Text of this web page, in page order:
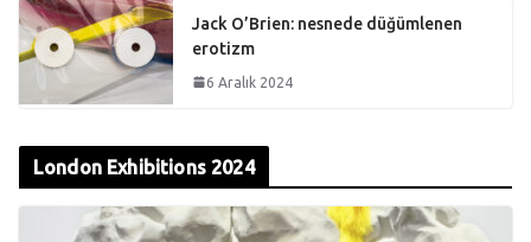
Jack O’Brien: nesnede düğümlenen
erotizm
6 Aralık 2024
London Exhibitions 2024